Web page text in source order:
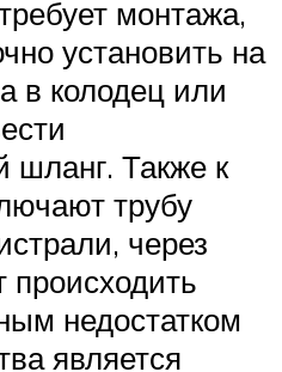
монтажа,
установить на
в колодец или
шланг. Также к
трубу
через
происходить
недостатком
является